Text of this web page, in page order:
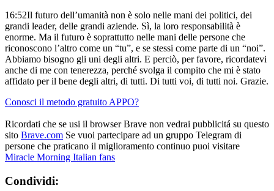
16:52Il futuro dell’umanità non è solo nelle mani dei politici, dei
grandi leader, delle grandi aziende. Sì, la loro responsabilità è
enorme. Ma il futuro è soprattutto nelle mani delle persone che
riconoscono l’altro come un “tu”, e se stessi come parte di un “noi”.
Abbiamo bisogno gli uni degli altri. E perciò, per favore, ricordatevi
anche di me con tenerezza, perché svolga il compito che mi è stato
affidato per il bene degli altri, di tutti. Di tutti voi, di tutti noi. Grazie.
Conosci il metodo gratuito APPO?
Ricordati che se usi il browser Brave non vedrai pubblicitá su questo
sito Brave.com Se vuoi partecipare ad un gruppo Telegram di
persone che praticano il miglioramento continuo puoi visitare
Miracle Morning Italian fans
Condividi: